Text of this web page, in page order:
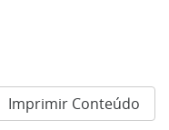
Imprimir Conteúdo